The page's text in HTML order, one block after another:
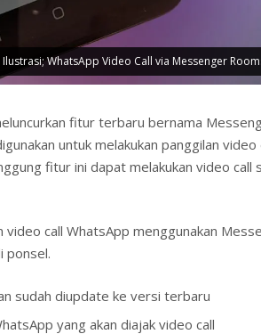
Ilustrasi; WhatsApp Video Call via Messenger
fitur terbaru bernama
untuk melakukan panggilan
fitur ini dapat melakukan video call
video call WhatsApp menggunakan
ponsel.
sudah diupdate ke versi terbaru
yang akan diajak video call